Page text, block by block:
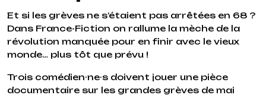
Et si les grèves ne s’étaient pas arrêtées en 68 ?
Dans France-Fiction on rallume la mèche de la
révolution manquée pour en finir avec le vieux
monde… plus tôt que prévu !
Trois comédien·ne·s doivent jouer une pièce
documentaire sur les grandes grèves de mai